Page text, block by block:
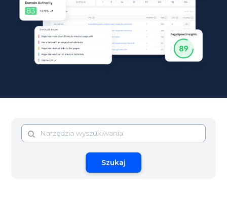
Szukaj